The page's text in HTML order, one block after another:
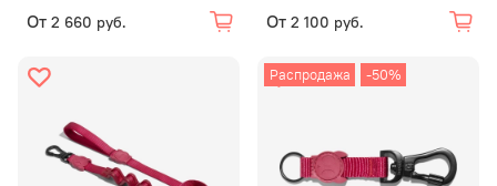
От 2 660 руб. От 2 100 руб.
Распродажа -50%